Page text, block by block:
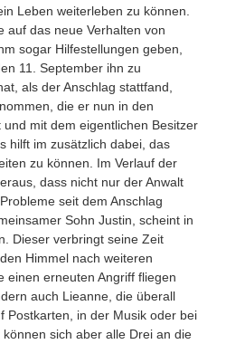
und Information zu Wünschen
Leben weiterleben zu können.
auf das neue Verhalten von
sogar Hilfestellungen geben,
11. September ihn zu
als der Anschlag stattfand,
die er nun in den
mit dem eigentlichen Besitzer
hilft im zusätzlich dabei, das
zu können. Im Verlauf der
dass nicht nur der Anwalt
seit dem Anschlag
Sohn Justin, scheint in
Dieser verbringt seine Zeit
Himmel nach weiteren
einen erneuten Angriff fliegen
auch Lieanne, die überall
Postkarten, in der Musik oder bei
sich aber alle Drei an die